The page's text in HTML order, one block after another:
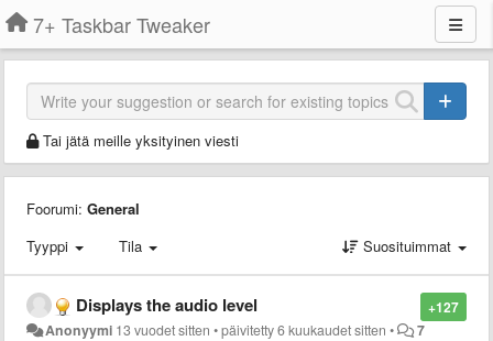
7+ Taskbar Tweaker
Tai jätä meille yksityinen viesti
Foorumi: General
Tyyppi
Tila Suosituimmat
+127
Displays the audio level
Anonyymi 13 vuodet sitten •päivitetty6 kuukaudet sitten • 7